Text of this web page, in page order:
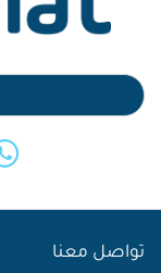
تواصل معنا